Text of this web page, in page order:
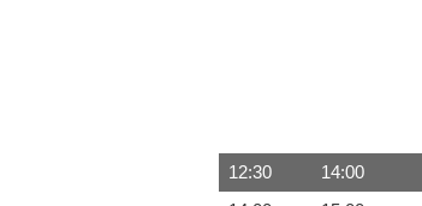
12:30 14:00